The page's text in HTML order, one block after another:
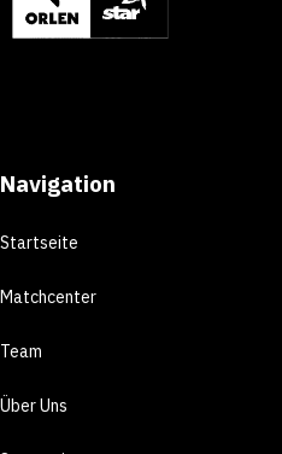
Navigation
Startseite
Matchcenter
Team
Über Uns